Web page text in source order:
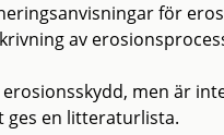
för
av
men är
ges en litteraturlista.